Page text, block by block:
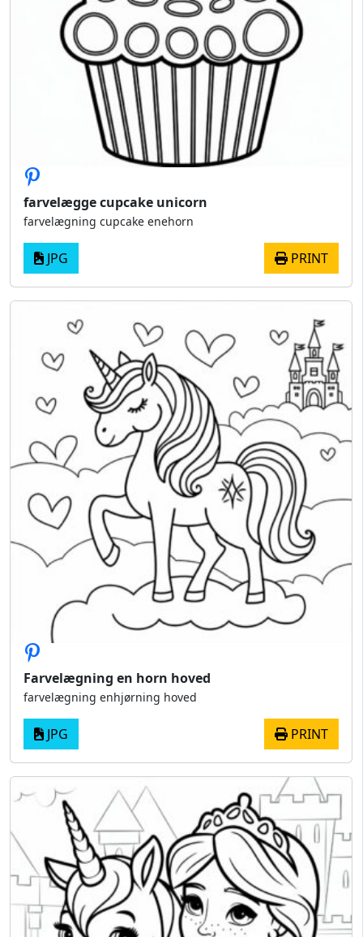
farvelægge cupcake unicorn
farvelægning cupcake enehorn
JPG PRINT
Farvelægning en horn hoved
farvelægning enhjørning hoved
JPG PRINT